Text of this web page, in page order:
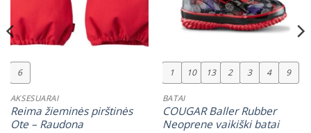
6
AKSESUARAI
Reima žieminės pirštinės
Ote – Raudona
1 10 13 2 3 4 9
BATAI
COUGAR Baller Rubber
Neoprene vaikiški batai